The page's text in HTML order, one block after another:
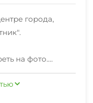
города,
на фото.
рядом
рынок, парк